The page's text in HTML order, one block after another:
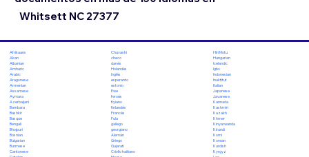
Whitsett NC 27377
Afrikaans
Akan
Albanian
Amharic
Arabic
Aragonese
Armenian
Assamese
Aymara
Azerbaijani
Bambara
Bashkir
Basque
Bengali
Bhojpuri
Bosnian
Bulgarian
Burmese
Cantonese
Chuvashi
checo
danés
Holandés
Inglés
esperanto
estonio
Ewe
feroés
fiyiano
finlandés
Francés
Fula
gallego
georgiano
Alemán
Griego
Gujarati
Criollo haitiano
Hiri Motu
Hungarian
Icelandic
Igbo
Indonesian
Inuktitut
Italian
Japanese
Javanese
Kannada
Kashmiri
Kazakh
Khmer
Kinyarwanda
Kirundi
Komi
Korean
Kurdish
Kyrgyz